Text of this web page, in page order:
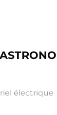
électrique